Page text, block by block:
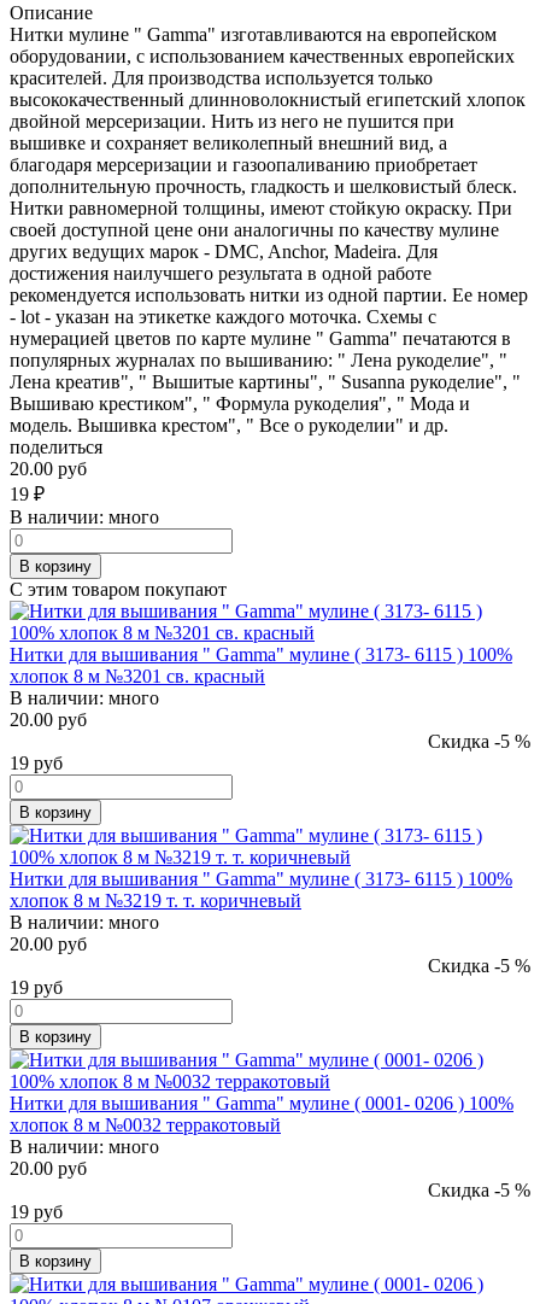
Описание
Нитки мулине " Gamma" изготавливаются на европейском
оборудовании, с использованием качественных европейских
красителей. Для производства используется только
высококачественный длинноволокнистый египетский хлопок
двойной мерсеризации. Нить из него не пушится при
вышивке и сохраняет великолепный внешний вид, а
благодаря мерсеризации и газоопаливанию приобретает
дополнительную прочность, гладкость и шелковистый блеск.
Нитки равномерной толщины, имеют стойкую окраску. При
своей доступной цене они аналогичны по качеству мулине
других ведущих марок - DMC, Anchor, Madeira. Для
достижения наилучшего результата в одной работе
рекомендуется использовать нитки из одной партии. Ее номер
- lot - указан на этикетке каждого моточка. Схемы с
нумерацией цветов по карте мулине " Gamma" печатаются в
популярных журналах по вышиванию: " Лена рукоделие", "
Лена креатив", " Вышитые картины", " Susanna рукоделие", "
Вышиваю крестиком", " Формула рукоделия", " Мода и
модель. Вышивка крестом", " Все о рукоделии" и др.
поделиться
20.00 руб
19 ₽
В наличии: много
В корзину
С этим товаром покупают
Нитки для вышивания " Gamma" мулине ( 3173- 6115 ) 100%
хлопок 8 м №3201 св. красный
В наличии: много
20.00 руб
Скидка -5 %
19 руб
В корзину
Нитки для вышивания " Gamma" мулине ( 3173- 6115 ) 100%
хлопок 8 м №3219 т. т. коричневый
В наличии: много
20.00 руб
Скидка -5 %
19 руб
В корзину
Нитки для вышивания " Gamma" мулине ( 0001- 0206 ) 100%
хлопок 8 м №0032 терракотовый
В наличии: много
20.00 руб
Скидка -5 %
19 руб
В корзину